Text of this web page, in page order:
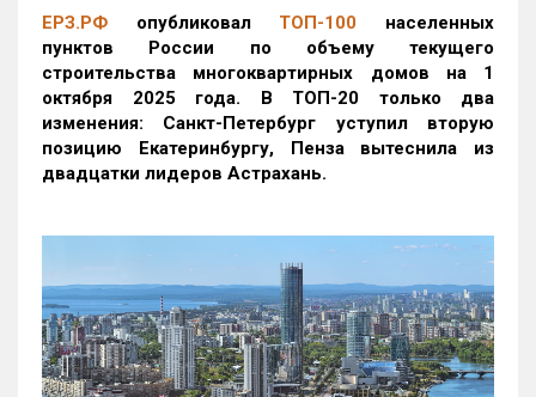
ЕРЗ.РФ опубликовал ТОП-100 населенных
пунктов России по объему текущего
строительства многоквартирных домов на 1
октября 2025 года. В ТОП-20 только два
изменения: Санкт-Петербург уступил вторую
позицию Екатеринбургу, Пенза вытеснила из
двадцатки лидеров Астрахань.